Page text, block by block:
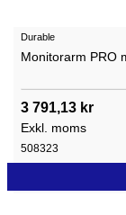
Durable
Monitorarm PRO
3 791,13 kr
Exkl. moms
508323